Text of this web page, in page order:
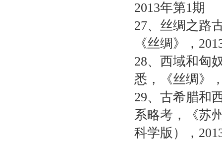
2013年第1期
27、丝绸之路
《丝绸》，
28、西域和匈
悉，《丝绸》
29、古希腊和
系略考，《苏
科学版），